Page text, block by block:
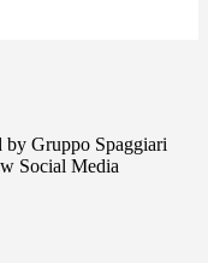
by Gruppo Spaggiari
Social Media